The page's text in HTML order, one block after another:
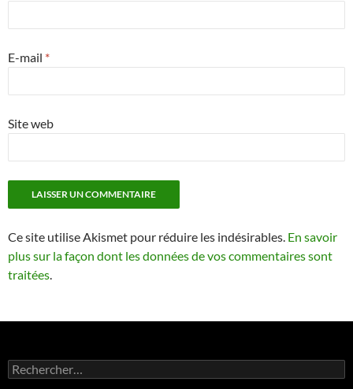
E-mail *
Site web
Ce site utilise Akismet pour réduire les indésirables. En savoir
plus sur la façon dont les données de vos commentaires sont
traitées.
Rechercher :